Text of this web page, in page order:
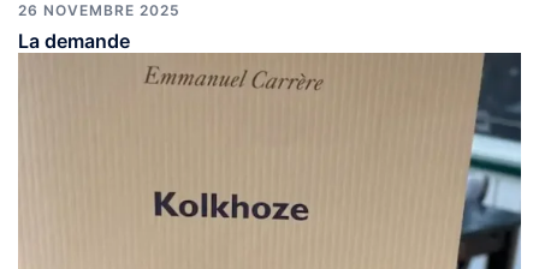
26 NOVEMBRE 2025
La demande